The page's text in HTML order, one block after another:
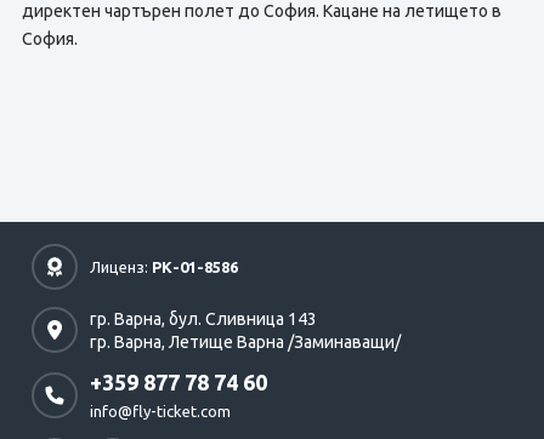
директен чартърен полет до София. Кацане на летището в
София.
Лиценз: РК-01-8586
гр. Варна, бул. Сливница 143
гр. Варна, Летище Варна /Заминаващи/
+359 877 78 74 60
info@fly-ticket.com